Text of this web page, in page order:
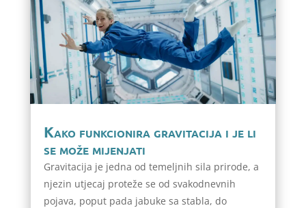
Kako funkcionira gravitacija i je li
se može mijenjati
Gravitacija je jedna od temeljnih sila prirode, a
njezin utjecaj proteže se od svakodnevnih
pojava, poput pada jabuke sa stabla, do